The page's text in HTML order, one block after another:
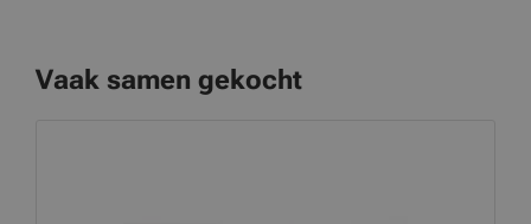
Vaak samen gekocht